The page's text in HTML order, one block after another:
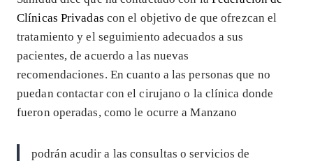
Clínicas Privadas con el objetivo de que ofrezcan el
tratamiento y el seguimiento adecuados a sus
pacientes, de acuerdo a las nuevas
recomendaciones. En cuanto a las personas que no
puedan contactar con el cirujano o la clínica donde
fueron operadas, como le ocurre a Manzano
podrán acudir a las consultas o servicios de